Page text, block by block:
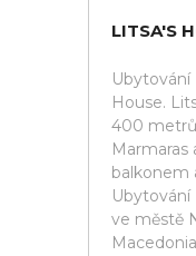
LITSA'S
Ubytování
House.
400
Marmaras
balkonem
Ubytování
ve městě